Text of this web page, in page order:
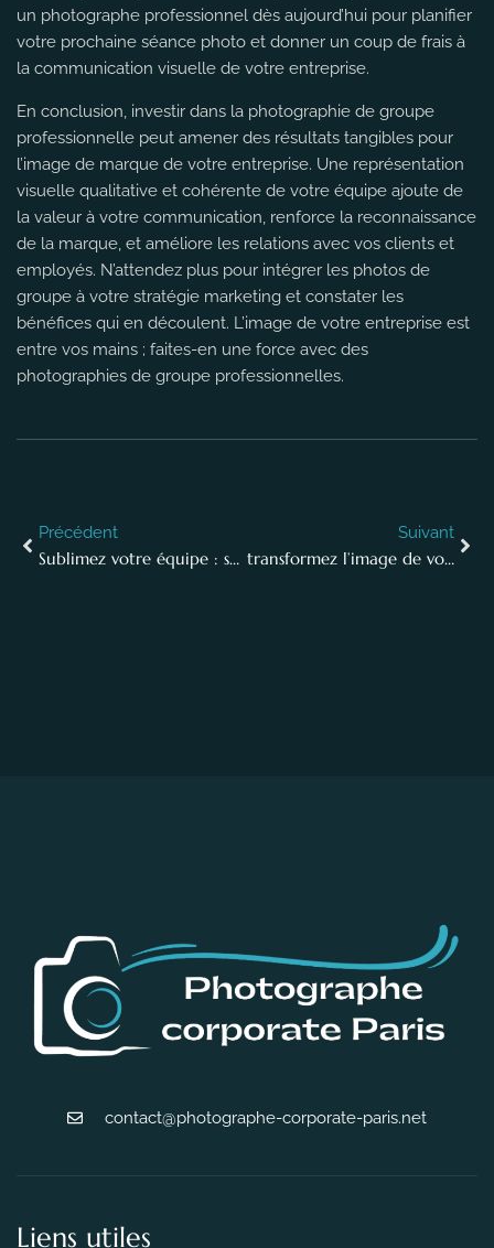
un photographe professionnel dès aujourd’hui pour planifier
votre prochaine séance photo et donner un coup de frais à
la communication visuelle de votre entreprise.
En conclusion, investir dans la photographie de groupe
professionnelle peut amener des résultats tangibles pour
l’image de marque de votre entreprise. Une représentation
visuelle qualitative et cohérente de votre équipe ajoute de
la valeur à votre communication, renforce la reconnaissance
de la marque, et améliore les relations avec vos clients et
employés. N’attendez plus pour intégrer les photos de
groupe à votre stratégie marketing et constater les
bénéfices qui en découlent. L’image de votre entreprise est
entre vos mains ; faites-en une force avec des
photographies de groupe professionnelles.
Précédent
Sublimez votre équipe : secrets d’un portrait professionnel en entreprise
Suivant
transformez l’image de votre entreprise avec des portraits professionnels inattendus
contact@photographe-corporate-paris.net
Liens utiles